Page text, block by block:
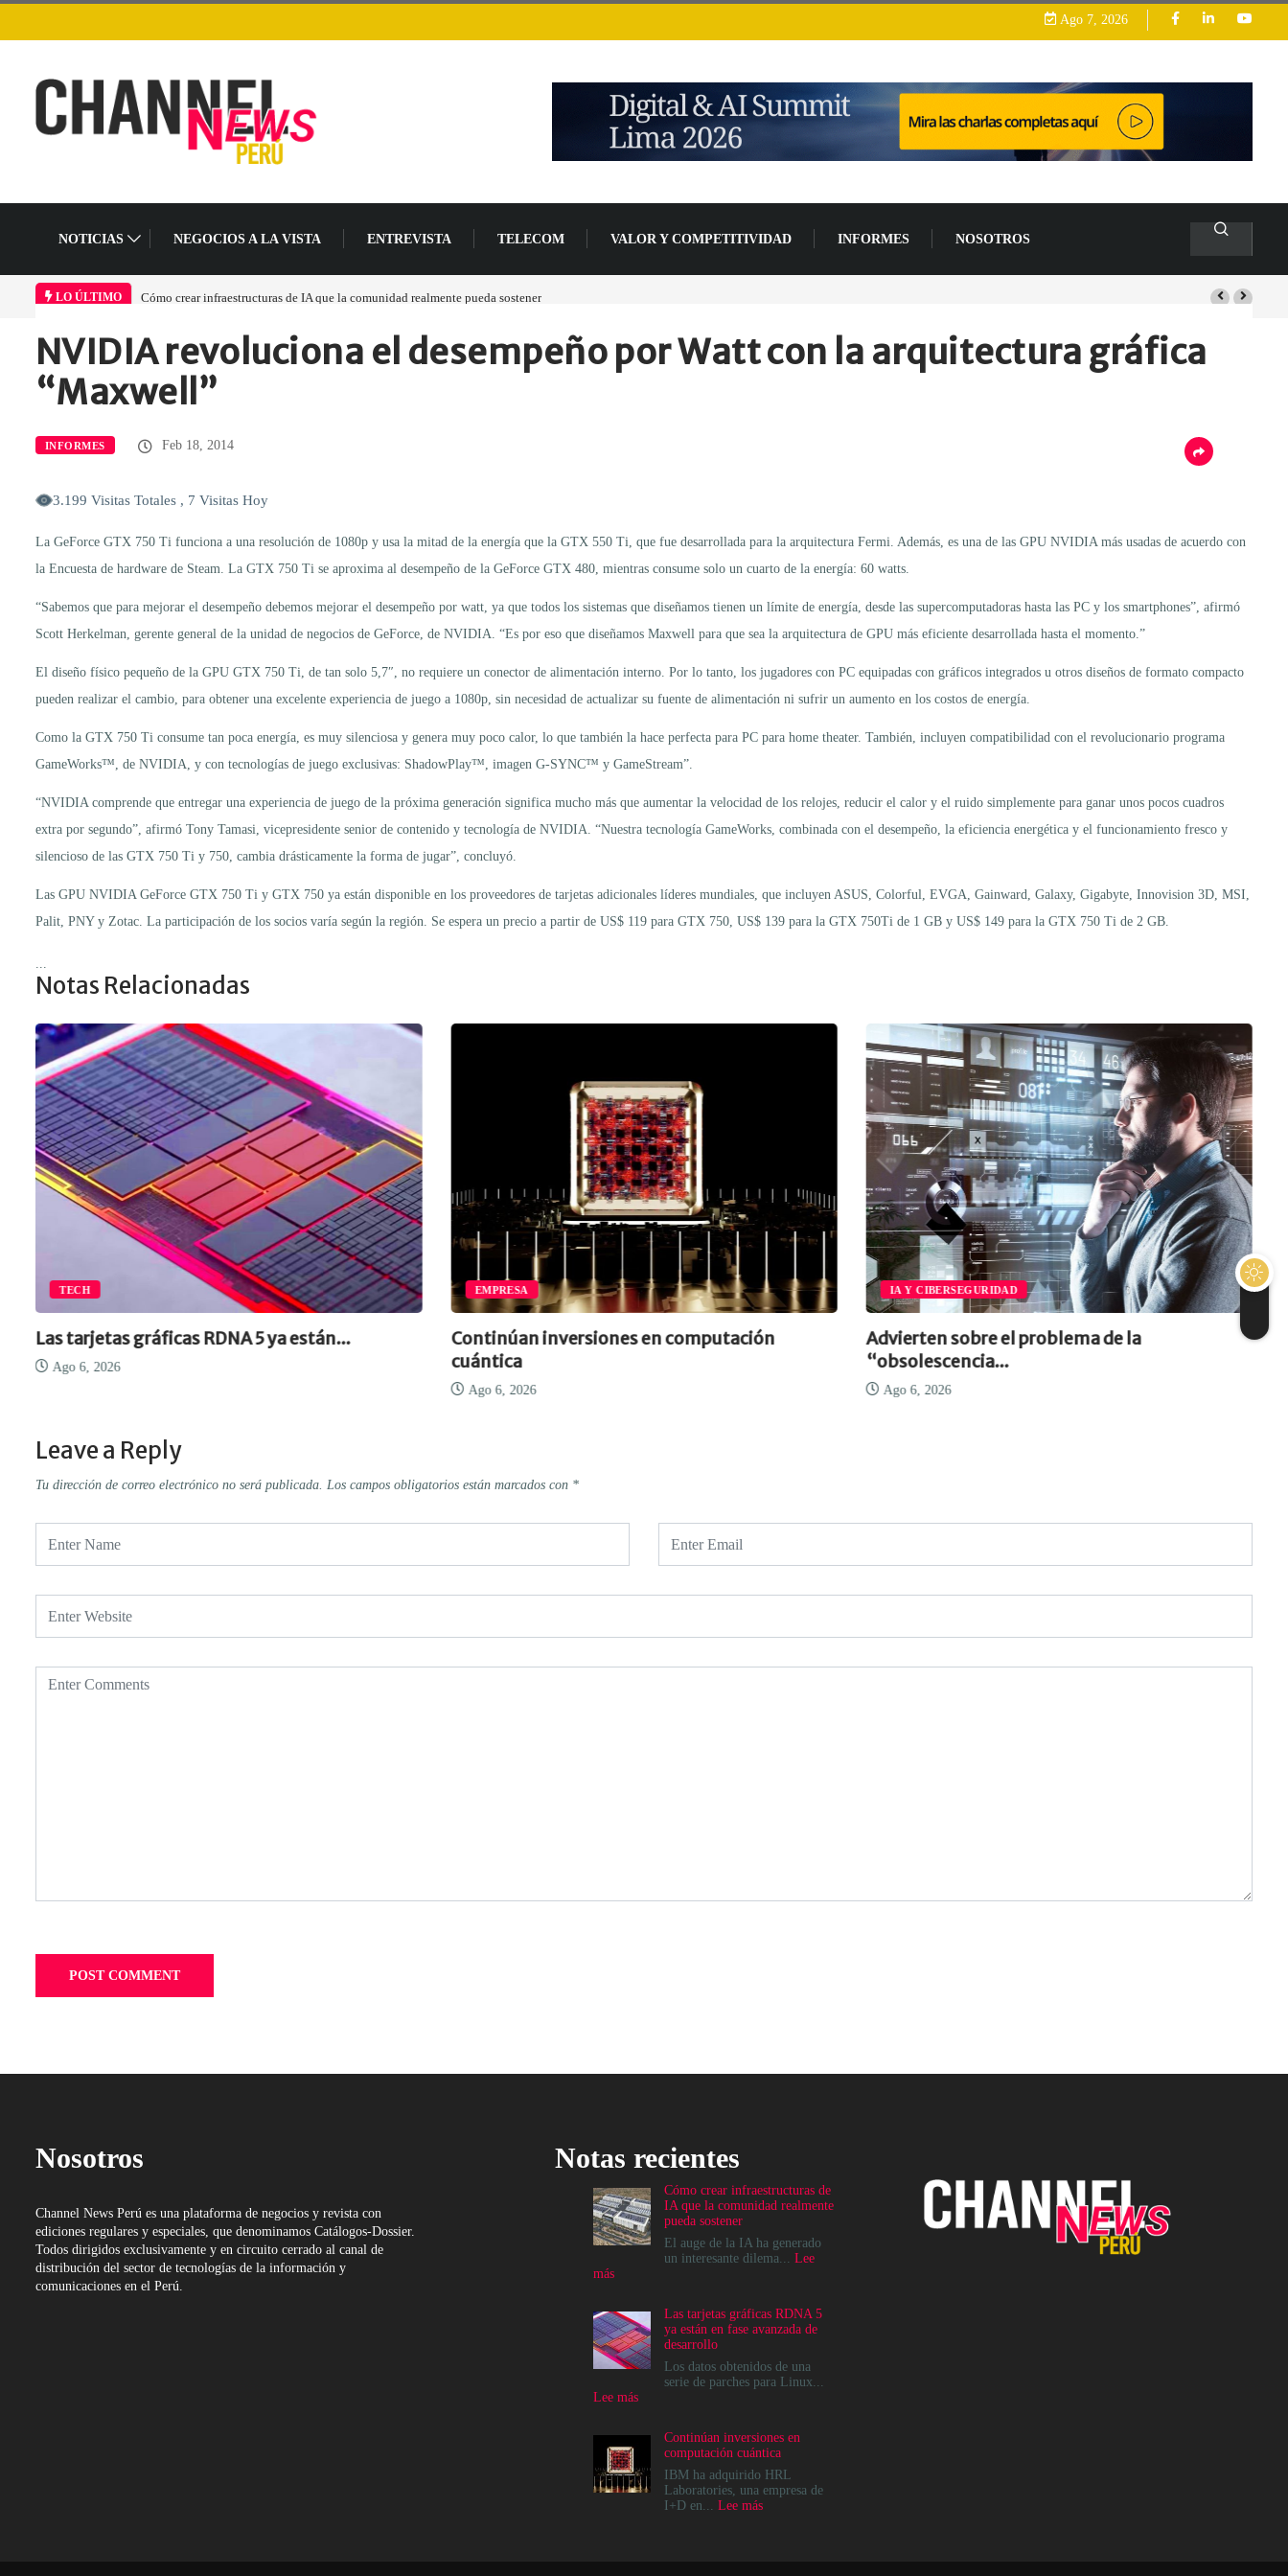
Ago 7, 2026
NOTICIAS NEGOCIOS A LA VISTA ENTREVISTA TELECOM VALOR Y COMPETITIVIDAD INFORMES NOSOTROS
LO ÚLTIMOCómo crear infraestructuras de IA que la comunidad realmente pueda sostener Las tarjetas gráficas RDNA 5 ya están en fase avanzada de desarrollo
Home Informes NVIDIA revoluciona el…
NVIDIA revoluciona el desempeño por Watt con la arquitectura gráfica
“Maxwell”
INFORMES Feb 18, 2014
3.199 Visitas Totales , 7 Visitas Hoy
La GeForce GTX 750 Ti funciona a una resolución de 1080p y usa la mitad de la energía que la GTX 550 Ti, que fue desarrollada para la arquitectura Fermi. Además, es una de las GPU NVIDIA más usadas de acuerdo con
la Encuesta de hardware de Steam. La GTX 750 Ti se aproxima al desempeño de la GeForce GTX 480, mientras consume solo un cuarto de la energía: 60 watts.
“Sabemos que para mejorar el desempeño debemos mejorar el desempeño por watt, ya que todos los sistemas que diseñamos tienen un límite de energía, desde las supercomputadoras hasta las PC y los smartphones”, afirmó
Scott Herkelman, gerente general de la unidad de negocios de GeForce, de NVIDIA. “Es por eso que diseñamos Maxwell para que sea la arquitectura de GPU más eficiente desarrollada hasta el momento.”
El diseño físico pequeño de la GPU GTX 750 Ti, de tan solo 5,7″, no requiere un conector de alimentación interno. Por lo tanto, los jugadores con PC equipadas con gráficos integrados u otros diseños de formato compacto
pueden realizar el cambio, para obtener una excelente experiencia de juego a 1080p, sin necesidad de actualizar su fuente de alimentación ni sufrir un aumento en los costos de energía.
Como la GTX 750 Ti consume tan poca energía, es muy silenciosa y genera muy poco calor, lo que también la hace perfecta para PC para home theater. También, incluyen compatibilidad con el revolucionario programa
GameWorks™, de NVIDIA, y con tecnologías de juego exclusivas: ShadowPlay™, imagen G-SYNC™ y GameStream”.
“NVIDIA comprende que entregar una experiencia de juego de la próxima generación significa mucho más que aumentar la velocidad de los relojes, reducir el calor y el ruido simplemente para ganar unos pocos cuadros
extra por segundo”, afirmó Tony Tamasi, vicepresidente senior de contenido y tecnología de NVIDIA. “Nuestra tecnología GameWorks, combinada con el desempeño, la eficiencia energética y el funcionamiento fresco y
silencioso de las GTX 750 Ti y 750, cambia drásticamente la forma de jugar”, concluyó.
Las GPU NVIDIA GeForce GTX 750 Ti y GTX 750 ya están disponible en los proveedores de tarjetas adicionales líderes mundiales, que incluyen ASUS, Colorful, EVGA, Gainward, Galaxy, Gigabyte, Innovision 3D, MSI,
Palit, PNY y Zotac. La participación de los socios varía según la región. Se espera un precio a partir de US$ 119 para GTX 750, US$ 139 para la GTX 750Ti de 1 GB y US$ 149 para la GTX 750 Ti de 2 GB.
Notas Relacionadas
TECH
Las tarjetas gráficas RDNA 5 ya están...
Ago 6, 2026
EMPRESA
Continúan inversiones en computación
cuántica
Ago 6, 2026
IA Y CIBERSEGURIDAD
Advierten sobre el problema de la
“obsolescencia...
Ago 6, 2026
Leave a Reply
Tu dirección de correo electrónico no será publicada. Los campos obligatorios están marcados con *
Nosotros
Channel News Perú es una plataforma de negocios y revista con
ediciones regulares y especiales, que denominamos Catálogos-Dossier.
Todos dirigidos exclusivamente y en circuito cerrado al canal de
distribución del sector de tecnologías de la información y
comunicaciones en el Perú.
Notas recientes
Cómo crear infraestructuras de
IA que la comunidad realmente
pueda sostener
El auge de la IA ha generado
un interesante dilema... Lee
más:
infraestructuras
de
IA
que
comunidad
Las tarjetas gráficas RDNA 5
ya están en fase avanzada de
desarrollo
Los datos obtenidos de una
serie de parches para Linux...
Lee más:
gráficas
RDNA
5
ya
Continúan inversiones en
computación cuántica
IBM ha adquirido HRL
Laboratories, una empresa de
I+D en... Lee más: